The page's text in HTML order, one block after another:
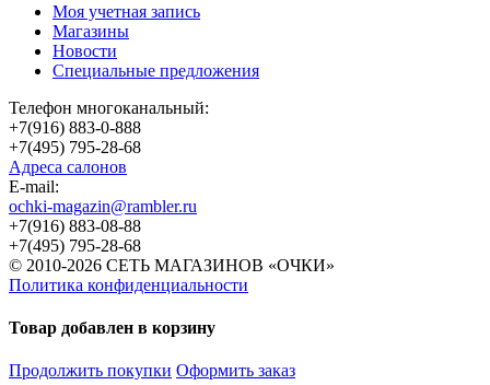
Моя учетная запись
Магазины
Новости
Специальные предложения
Телефон многоканальный:
+7(916) 883-0-888
+7(495) 795-28-68
Адреса салонов
Е-mail:
ochki-magazin@rambler.ru
+7(916) 883-08-88
+7(495) 795-28-68
© 2010-2026 СЕТЬ МАГАЗИНОВ «ОЧКИ»
Политика конфиденциальности
Товар добавлен в корзину
Продолжить покупки Оформить заказ